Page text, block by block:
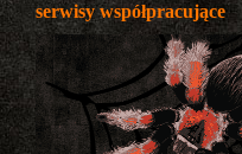
serwisy współpracujące